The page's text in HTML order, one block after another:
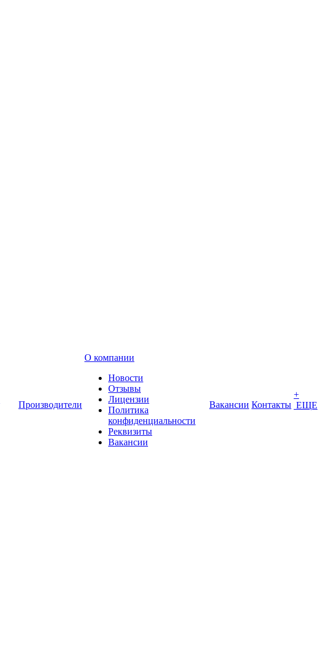
Производители
О компании
Новости
Отзывы
Лицензии
Политика
конфиденциальности
Реквизиты
Вакансии
Вакансии Контакты
+
ЕЩЕ